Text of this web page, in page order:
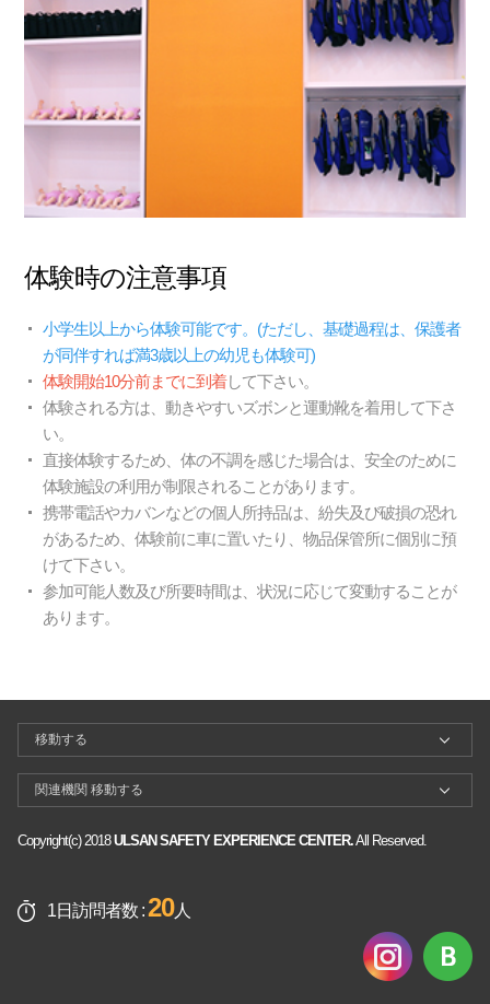
体験時の注意事項
小学生以上から体験可能です。(ただし、基礎過程は、保護者
が同伴すれば満3歳以上の幼児も体験可)
体験開始10分前までに到着して下さい。
体験される方は、動きやすいズボンと運動靴を着用して下さ
い。
直接体験するため、体の不調を感じた場合は、安全のために
体験施設の利用が制限されることがあります。
携帯電話やカバンなどの個人所持品は、紛失及び破損の恐れ
があるため、体験前に車に置いたり、物品保管所に個別に預
けて下さい。
参加可能人数及び所要時間は、状況に応じて変動することが
あります。
Copyright(c) 2018ULSAN SAFETY EXPERIENCE CENTER.All Reserved.
1日訪問者数 :20人